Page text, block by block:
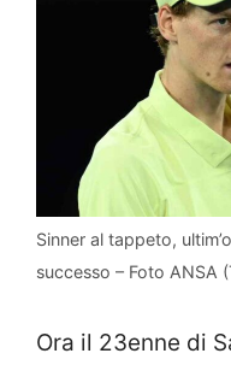
Sinner al tappeto,
successo – Foto ANSA
Ora il 23enne di